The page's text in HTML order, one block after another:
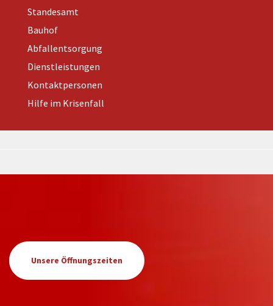
Standesamt
Bauhof
Abfallentsorgung
Dienstleistungen
Kontaktpersonen
Hilfe im Krisenfall
Unsere Öffnungszeiten